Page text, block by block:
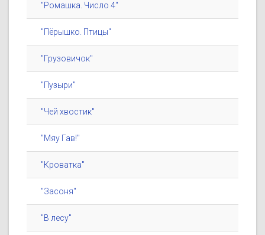
"Ромашка. Число 4"
"Пёрышко. Птицы"
"Грузовичок"
"Пузыри"
"Чей хвостик"
"Мяу Гав!"
"Кроватка"
"Засоня"
"В лесу"